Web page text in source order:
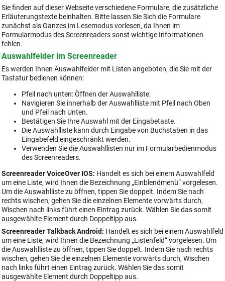
Sie finden auf dieser Webseite verschiedene Formulare, die zusätzliche
Erläuterungstexte beinhalten. Bitte lassen Sie Sich die Formulare
zunächst als Ganzes im Lesemodus vorlesen, da Ihnen im
Formularmodus des Screenreaders sonst wichtige Informationen
fehlen.
Auswahlfelder im Screenreader
Es werden Ihnen Auswahlfelder mit Listen angeboten, die Sie mit der
Tastatur bedienen können:
Pfeil nach unten: Öffnen der Auswahlliste.
Navigieren Sie innerhalb der Auswahlliste mit Pfeil nach Oben
und Pfeil nach Unten.
Bestätigen Sie Ihre Auswahl mit der Eingabetaste.
Die Auswahlliste kann durch Eingabe von Buchstaben in das
Eingabefeld eingeschränkt werden.
Verwenden Sie die Auswahllisten nur im Formularbedienmodus
des Screenreaders.
Screenreader VoiceOver IOS: Handelt es sich bei einem Auswahlfeld
um eine Liste, wird Ihnen die Bezeichnung „Einblendmenü“ vorgelesen.
Um die Auswahlliste zu öffnen, tippen Sie doppelt. Indem Sie nach
rechts wischen, gehen Sie die einzelnen Elemente vorwärts durch,
Wischen nach links führt einen Eintrag zurück. Wählen Sie das somit
ausgewählte Element durch Doppeltipp aus.
Screenreader Talkback Android: Handelt es sich bei einem Auswahlfeld
um eine Liste, wird Ihnen die Bezeichnung „Listenfeld“ vorgelesen. Um
die Auswahlliste zu öffnen, tippen Sie doppelt. Indem Sie nach rechts
wischen, gehen Sie die einzelnen Elemente vorwärts durch, Wischen
nach links führt einen Eintrag zurück. Wählen Sie das somit
ausgewählte Element durch Doppeltipp aus.